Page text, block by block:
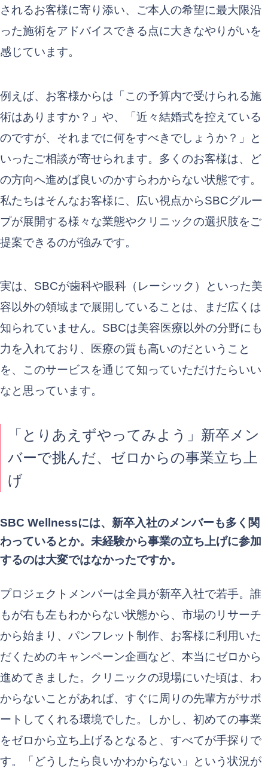
されるお客様に寄り添い、ご本人の希望に最大限沿
った施術をアドバイスできる点に大きなやりがいを
感じています。
例えば、お客様からは「この予算内で受けられる施
術はありますか？」や、「近々結婚式を控えている
のですが、それまでに何をすべきでしょうか？」と
いったご相談が寄せられます。多くのお客様は、ど
の方向へ進めば良いのかすらわからない状態です。
私たちはそんなお客様に、広い視点からSBCグルー
プが展開する様々な業態やクリニックの選択肢をご
提案できるのが強みです。
実は、SBCが歯科や眼科（レーシック）といった美
容以外の領域まで展開していることは、まだ広くは
知られていません。SBCは美容医療以外の分野にも
力を入れており、医療の質も高いのだということ
を、このサービスを通じて知っていただけたらいい
なと思っています。
「とりあえずやってみよう」新卒メン
バーで挑んだ、ゼロからの事業立ち上
げ
SBC Wellnessには、新卒入社のメンバーも多く関
わっているとか。未経験から事業の立ち上げに参加
するのは大変ではなかったですか。
プロジェクトメンバーは全員が新卒入社で若手。誰
もが右も左もわからない状態から、市場のリサーチ
から始まり、パンフレット制作、お客様に利用いた
だくためのキャンペーン企画など、本当にゼロから
進めてきました。クリニックの現場にいた頃は、わ
からないことがあれば、すぐに周りの先輩方がサポ
ートしてくれる環境でした。しかし、初めての事業
をゼロから立ち上げるとなると、すべてが手探りで
す。「どうしたら良いかわからない」という状況が